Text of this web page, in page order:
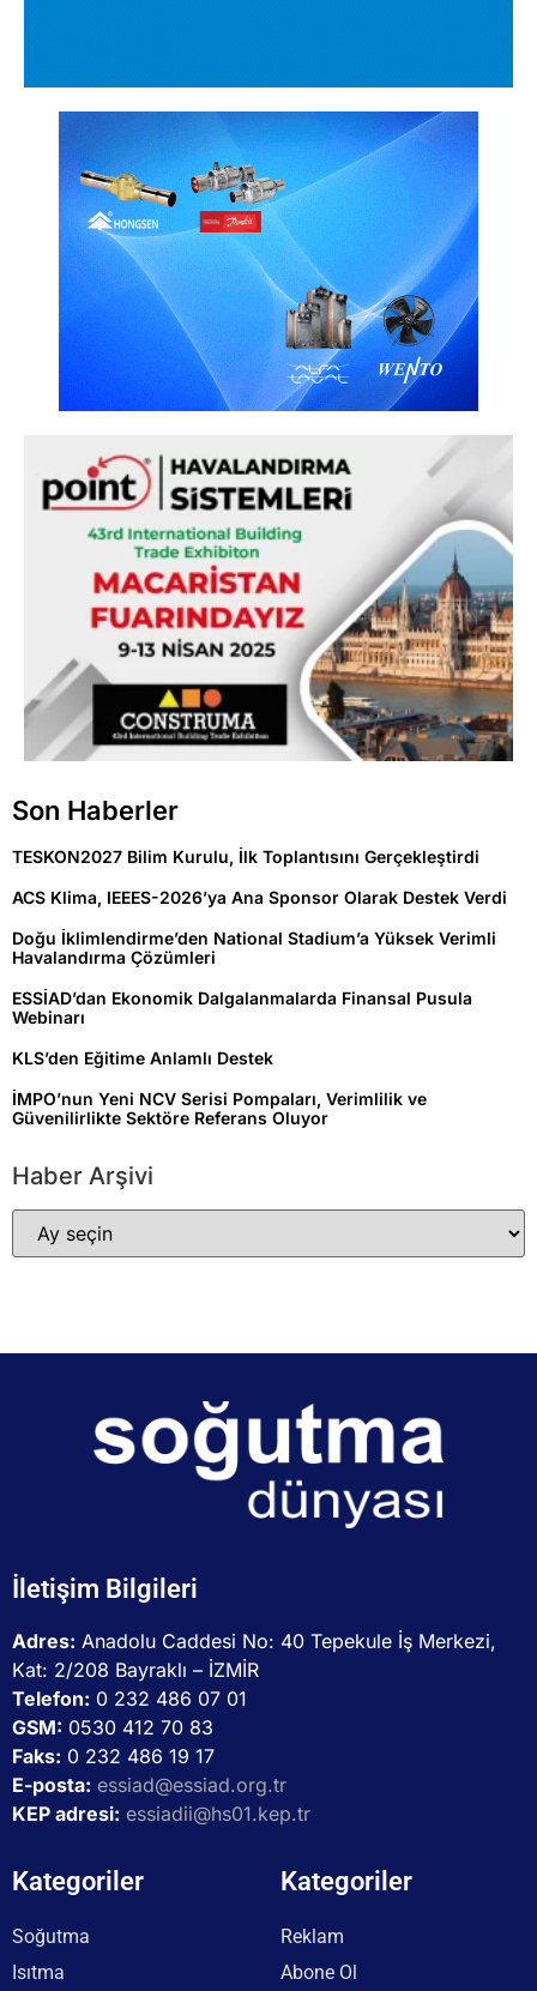
Son Haberler
TESKON2027 Bilim Kurulu, İlk Toplantısını Gerçekleştirdi
ACS Klima, IEEES-2026’ya Ana Sponsor Olarak Destek Verdi
Doğu İklimlendirme’den National Stadium’a Yüksek Verimli
Havalandırma Çözümleri
ESSİAD’dan Ekonomik Dalgalanmalarda Finansal Pusula
Webinarı
KLS’den Eğitime Anlamlı Destek
İMPO’nun Yeni NCV Serisi Pompaları, Verimlilik ve
Güvenilirlikte Sektöre Referans Oluyor
Haber Arşivi
İletişim Bilgileri
Adres: Anadolu Caddesi No: 40 Tepekule İş Merkezi,
Kat: 2/208 Bayraklı – İZMİR
Telefon: 0 232 486 07 01
GSM: 0530 412 70 83
Faks: 0 232 486 19 17
E-posta: essiad@essiad.org.tr
KEP adresi: essiadii@hs01.kep.tr
Kategoriler
Soğutma
Isıtma
Kategoriler
Reklam
Abone Ol